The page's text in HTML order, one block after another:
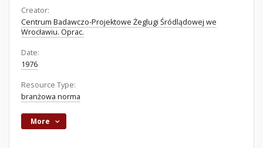
Creator:
Centrum Badawczo-Projektowe Żeglugi Śródlądowej we
Wrocławiu. Oprac.
Date:
1976
Resource Type:
branżowa norma
More